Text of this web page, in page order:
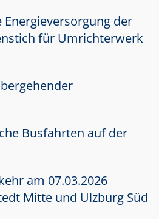
der
für Umrichterwerk
Busfahrten auf der
am 07.03.2026
Mitte und Ulzburg Süd